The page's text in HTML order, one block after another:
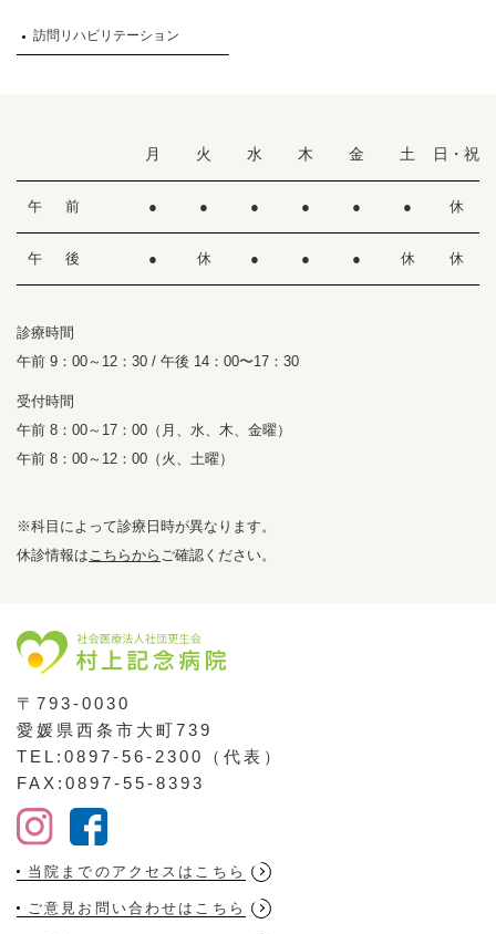
訪問リハビリテーション
月 火 水 木 金 土 日・祝
午 前 ● ● ● ● ● ● 休
午 後 ● 休 ● ● ● 休 休
診療時間
午前 9：00～12：30 / 午後 14：00〜17：30
受付時間
午前 8：00～17：00（月、水、木、金曜）
午前 8：00～12：00（火、土曜）
※科目によって診療日時が異なります。
休診情報はこちらから ご確認ください。
〒793-0030
愛媛県西条市大町739
TEL:0897-56-2300（代表）
FAX:0897-55-8393
当院までのアクセスはこちら
ご意見お問い合わせはこちら